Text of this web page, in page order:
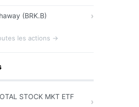
(BRK.B)
les actions →
STOCK MKT ETF